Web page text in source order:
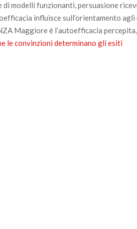
di modelli funzionanti, persuasione
influisce sull’orientamento
Maggiore è l’autoefficacia
le convinzioni determinano gli esiti